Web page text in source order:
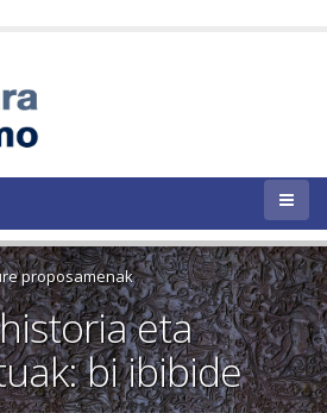
proposamenak
eta
bi ibibide